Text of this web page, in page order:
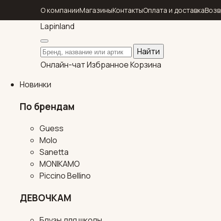
О компанииМагазиныКонтактыОплата и доставка
Lapinland
Поиск по каталогу
Найти
Онлайн-чатИзбранноеКорзина
Новинки
По брендам
Guess
Molo
Sanetta
MONIKAMO
Piccino Bellino
ДЕВОЧКАМ